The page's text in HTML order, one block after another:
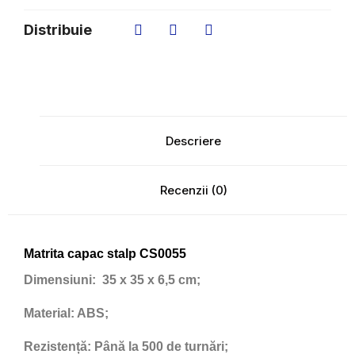
Distribuie
Descriere
Recenzii (0)
Matrita capac stalp CS0055
Dimensiuni: 35 x 35 x 6,5 cm;
Material: ABS;
Rezistență: Până la 500 de turnări;